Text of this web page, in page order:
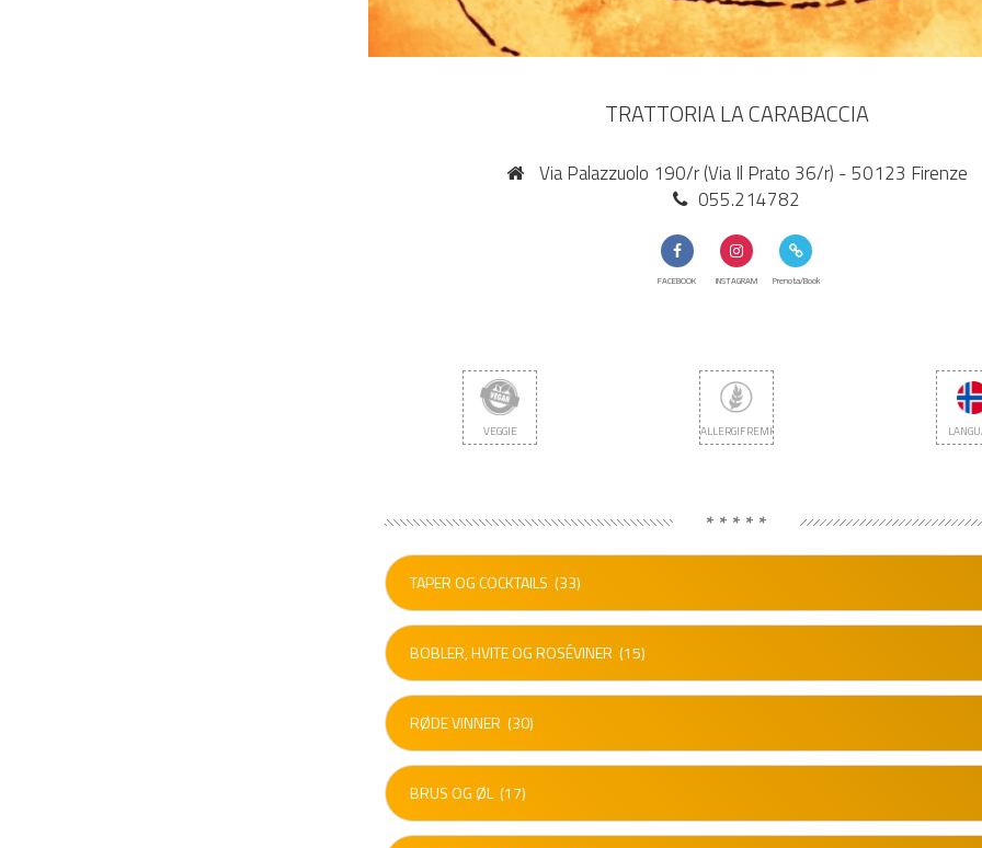
TRATTORIA LA CARABACCIA
Via Palazzuolo 190/r (Via Il Prato 36/r) - 50123 Firenze
055.214782
FACEBOOK INSTAGRAM Prenota/Book
VEGGIE ALLERGIFREMKALLENDE
* * * * *
TAPER OG COCKTAILS (33)
BOBLER, HVITE OG ROSÉVINER (15)
RØDE VINNER (30)
BRUS OG ØL(17)